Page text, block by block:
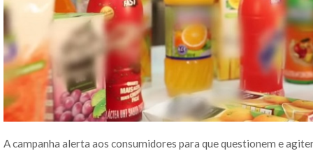
A campanha alerta aos consumidores para que questionem e